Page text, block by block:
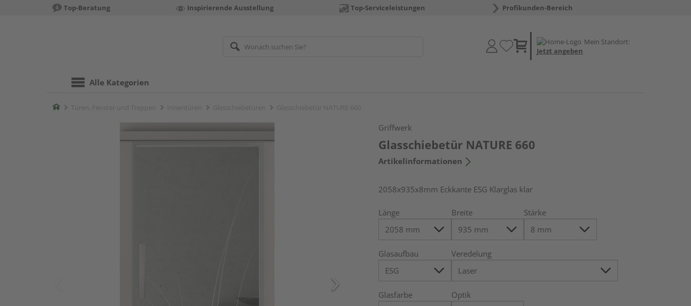
Top-Beratung Inspirierende Ausstellung Top-Serviceleistungen Profikunden-Bereich
Mein Standort:
Jetzt angeben
Alle Kategorien
Home
Griffwerk
Glasschiebetür NATURE 660
Artikelinformationen
2058x935x8mm Eckkante ESG Klarglas klar
Länge Breite Stärke
Glasaufbau Veredelung
Glasfarbe Optik